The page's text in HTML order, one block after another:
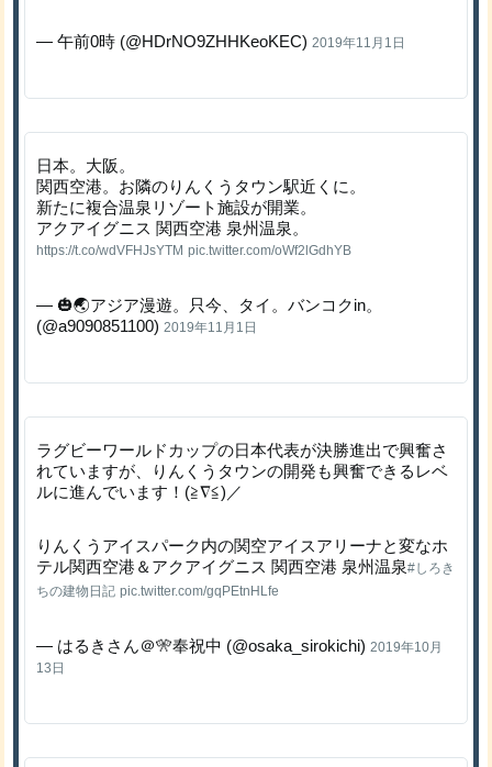
— 午前0時 (@HDrNO9ZHHKeoKEC) 2019年11月1日
日本。大阪。
関西空港。お隣のりんくうタウン駅近くに。
新たに複合温泉リゾート施設が開業。
アクアイグニス 関西空港 泉州温泉。
https://t.co/wdVFHJsYTM pic.twitter.com/oWf2lGdhYB
— 🎃🌏アジア漫遊。只今、タイ。バンコクin。
(@a9090851100) 2019年11月1日
ラグビーワールドカップの日本代表が決勝進出で興奮さ
れていますが、りんくうタウンの開発も興奮できるレベ
ルに進んでいます！(≧∇≦)／
りんくうアイスパーク内の関空アイスアリーナと変なホ
テル関西空港＆アクアイグニス 関西空港 泉州温泉#しろき
ちの建物日記 pic.twitter.com/gqPEtnHLfe
— はるきさん＠🎌奉祝中 (@osaka_sirokichi) 2019年10月
13日